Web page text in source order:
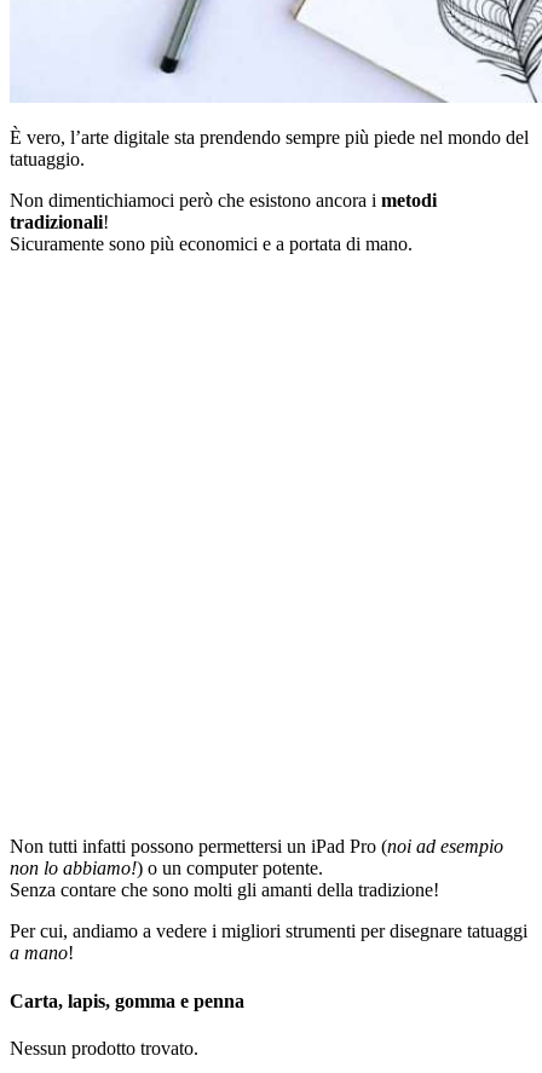
È vero, l’arte digitale sta prendendo sempre più piede nel mondo del
tatuaggio.
Non dimentichiamoci però che esistono ancora i metodi
tradizionali!
Sicuramente sono più economici e a portata di mano.
Non tutti infatti possono permettersi un iPad Pro (noi ad esempio
non lo abbiamo!) o un computer potente.
Senza contare che sono molti gli amanti della tradizione!
Per cui, andiamo a vedere i migliori strumenti per disegnare tatuaggi
a mano!
Carta, lapis, gomma e penna
Nessun prodotto trovato.